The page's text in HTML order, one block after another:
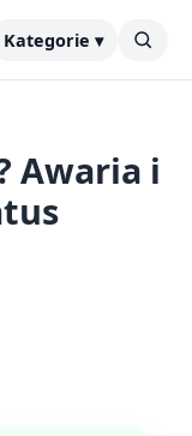
Kategorie ▾
Awaria i